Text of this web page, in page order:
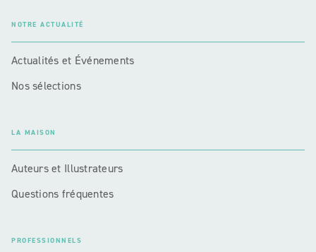
NOTRE ACTUALITÉ
Actualités et Événements
Nos sélections
LA MAISON
Auteurs et Illustrateurs
Questions fréquentes
PROFESSIONNELS